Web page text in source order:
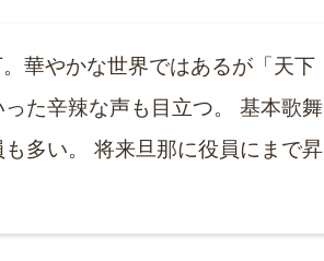
華やかな世界ではあるが「天下
た辛辣な声も目立つ。 基本歌舞
多い。 将来旦那に役員にまで昇